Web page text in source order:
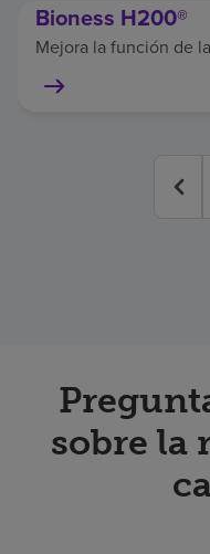
Bioness H200®
Mejora la función de
sobre la